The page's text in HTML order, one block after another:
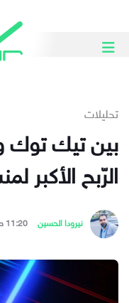
تحليلات
بين تيك
الرّبح الأكبر
نيرودا الحسين 11:20 ص, الأثنين, 24 أكتوبر 2022